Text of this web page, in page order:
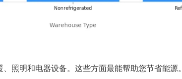
照明和电器设备。这些方面最能帮助您节省能源。